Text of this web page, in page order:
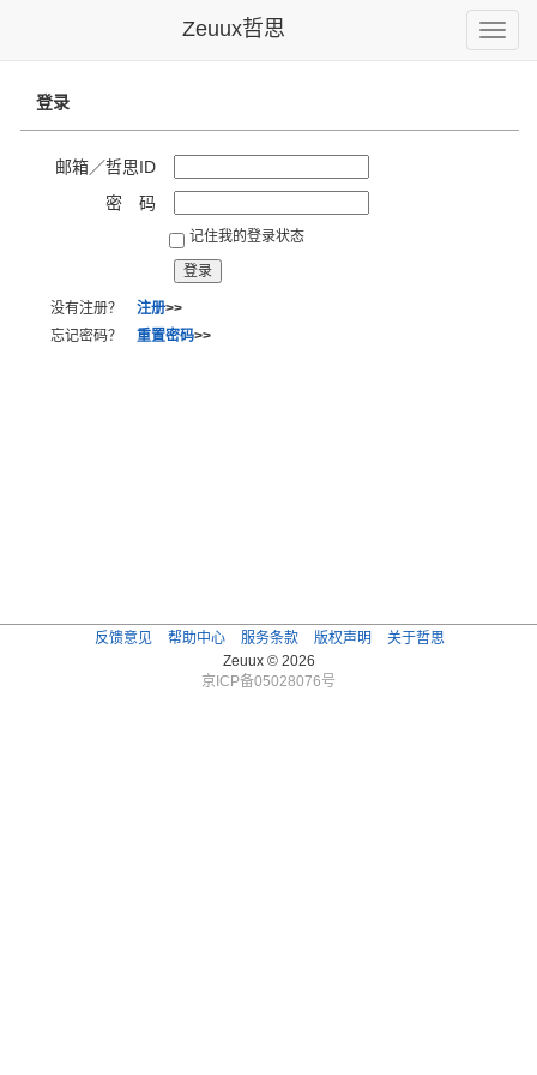
Toggle
Zeuux哲思
登录
邮箱／哲思ID
密 码
记住我的登录状态
没有注册？ 注册>>
忘记密码？ 重置密码>>
反馈意见 帮助中心 服务条款 版权声明
关于哲思
Zeuux © 2026
京ICP备05028076号